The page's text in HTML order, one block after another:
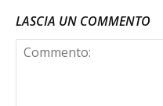
LASCIA UN COMMENTO